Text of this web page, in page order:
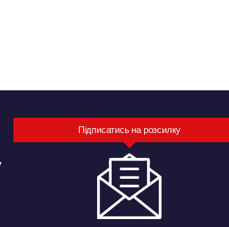
Підписатись на розсилку